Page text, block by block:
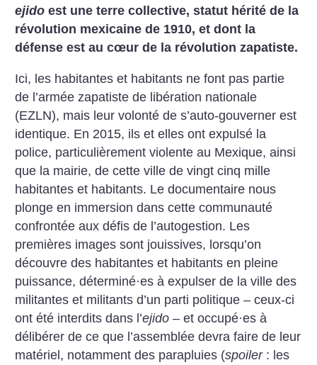
ejido est une terre collective, statut hérité de la
révolution mexicaine de 1910, et dont la
défense est au cœur de la révolution zapatiste.
Ici, les habitantes et habitants ne font pas partie
de l’armée zapatiste de libération nationale
(EZLN), mais leur volonté de s’auto-gouverner est
identique. En 2015, ils et elles ont expulsé la
police, particulièrement violente au Mexique, ainsi
que la mairie, de cette ville de vingt cinq mille
habitantes et habitants. Le documentaire nous
plonge en immersion dans cette communauté
confrontée aux défis de l’autogestion. Les
premières images sont jouissives, lorsqu’on
découvre des habitantes et habitants en pleine
puissance, déterminé·es à expulser de la ville des
militantes et militants d’un parti politique – ceux-ci
ont été interdits dans l’ejido – et occupé·es à
délibérer de ce que l’assemblée devra faire de leur
matériel, notamment des parapluies (spoiler: les